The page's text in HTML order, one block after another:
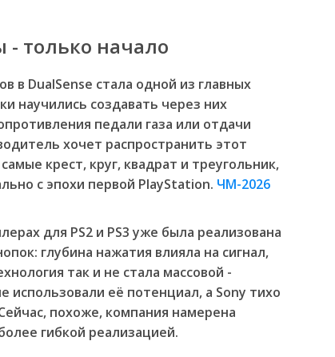
- только начало
в DualSense стала одной из главных
научились создавать через них
педали газа или отдачи
хочет распространить этот
крест, круг, квадрат и треугольник,
с эпохи первой PlayStation. ЧМ-2026
для PS2 и PS3 уже была реализована
глубина нажатия влияла на сигнал,
так и не стала массовой -
использовали её потенциал, а Sony тихо
похоже, компания намерена
гибкой реализацией.